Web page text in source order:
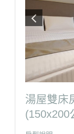
房型設備
湯屋雙床
(150x200